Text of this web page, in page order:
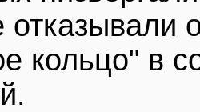
отказывали
кольцо" в